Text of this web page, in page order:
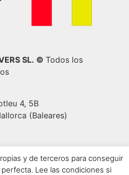
SL. © Todos los
4, 5B
(Baleares)
de privacidad| Política
de contratación
y de terceros para conseguir
Lee las condiciones si